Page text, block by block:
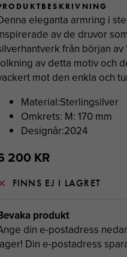
eleganta armring i
av de druvor
från början
av detta motiv och
mot den enkla och
Material:Sterlingsilver
Omkrets: M: 170 mm
Designår:2024
200 KR
FINNS EJ I LAGRET
produkt
din e-postadress
Din e-postadress